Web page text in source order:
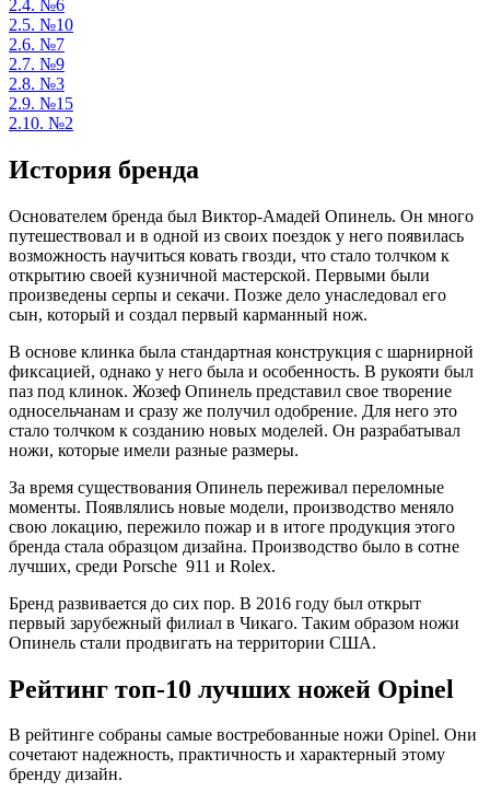
2.4. №6
2.5. №10
2.6. №7
2.7. №9
2.8. №3
2.9. №15
2.10. №2
История бренда
Основателем бренда был Виктор-Амадей Опинель. Он много
путешествовал и в одной из своих поездок у него появилась
возможность научиться ковать гвозди, что стало толчком к
открытию своей кузничной мастерской. Первыми были
произведены серпы и секачи. Позже дело унаследовал его
сын, который и создал первый карманный нож.
В основе клинка была стандартная конструкция с шарнирной
фиксацией, однако у него была и особенность. В рукояти был
паз под клинок. Жозеф Опинель представил свое творение
односельчанам и сразу же получил одобрение. Для него это
стало толчком к созданию новых моделей. Он разрабатывал
ножи, которые имели разные размеры.
За время существования Опинель переживал переломные
моменты. Появлялись новые модели, производство меняло
свою локацию, пережило пожар и в итоге продукция этого
бренда стала образцом дизайна. Производство было в сотне
лучших, среди Porsche 911 и Rolex.
Бренд развивается до сих пор. В 2016 году был открыт
первый зарубежный филиал в Чикаго. Таким образом ножи
Опинель стали продвигать на территории США.
Рейтинг топ-10 лучших ножей Opinel
В рейтинге собраны самые востребованные ножи Opinel. Они
сочетают надежность, практичность и характерный этому
бренду дизайн.